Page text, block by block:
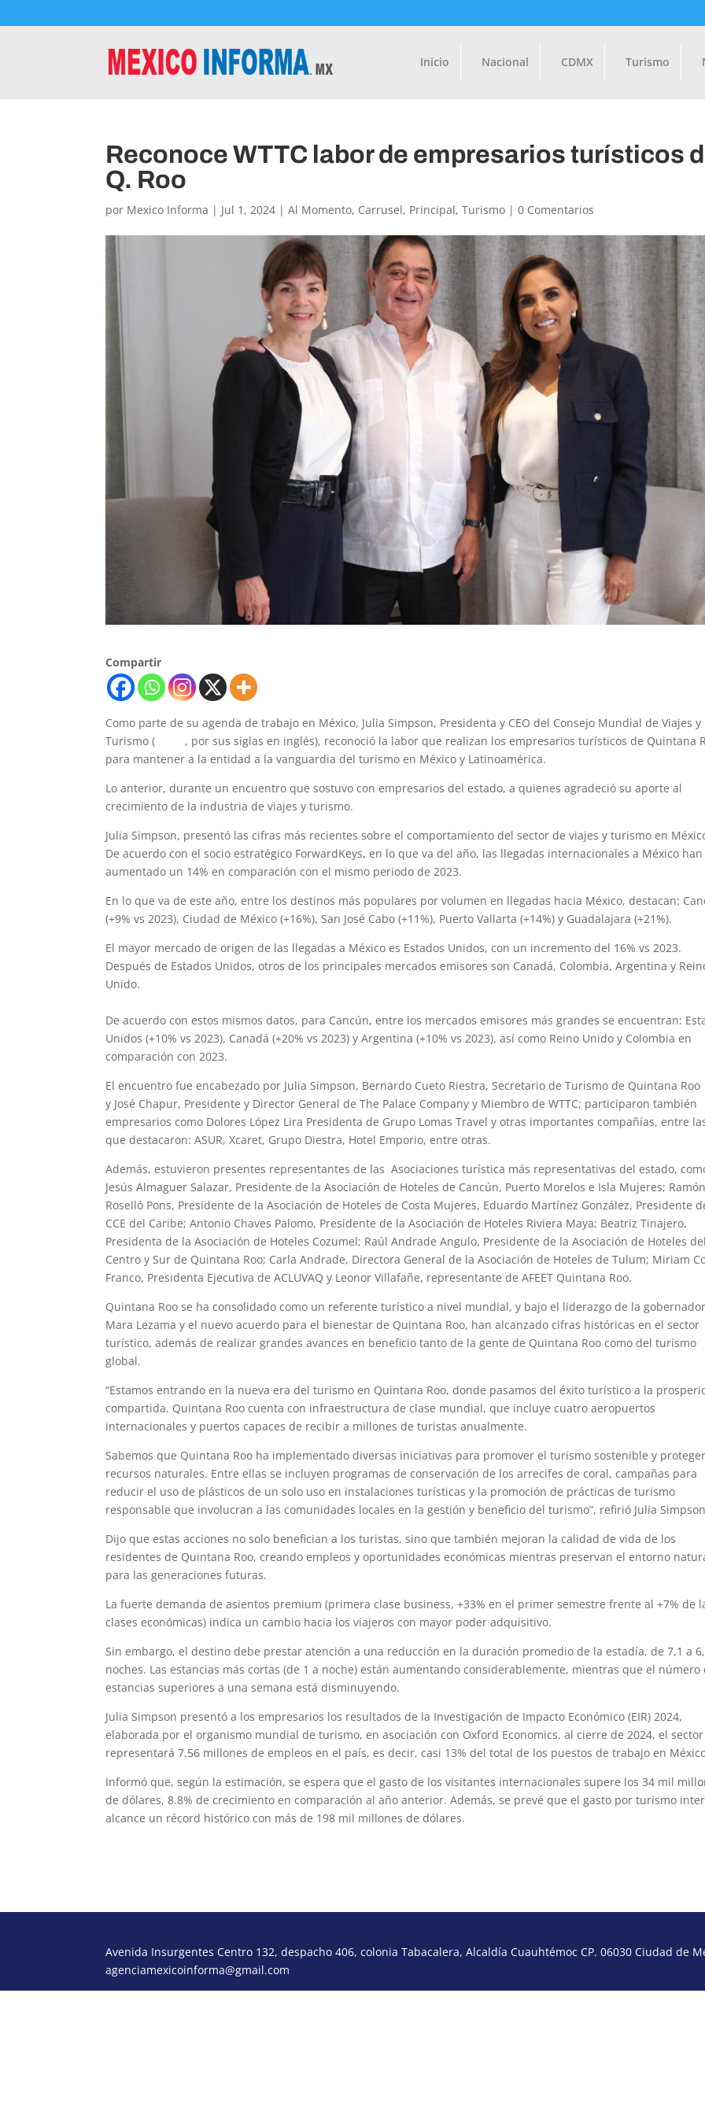
Inicio Nacional CDMX Turismo
Reconoce WTTC labor de empresarios turísticos
Q. Roo
por Mexico Informa | Jul 1, 2024 |Al Momento, Carrusel, Principal,Turismo |0 Comentarios
Compartir
Como parte de su agenda de trabajo en México, Julia Simpson, Presidenta y CEO del Consejo Mundial de Viajes y
Turismo (
, por sus siglas en inglés), reconoció la labor que realizan los empresarios turísticos de Quintana
para mantener a la entidad a la vanguardia del turismo en México y Latinoamérica.
Lo anterior, durante un encuentro que sostuvo con empresarios del estado, a quienes agradeció su aporte al
crecimiento de la industria de viajes y turismo.
Julia Simpson, presentó las cifras más recientes sobre el comportamiento del sector de viajes y turismo en
De acuerdo con el socio estratégico ForwardKeys, en lo que va del año, las llegadas internacionales a México han
aumentado un 14% en comparación con el mismo periodo de 2023.
En lo que va de este año, entre los destinos más populares por volumen en llegadas hacia México, destacan:
(+9% vs 2023), Ciudad de México (+16%), San José Cabo (+11%), Puerto Vallarta (+14%) y Guadalajara (+21%).
El mayor mercado de origen de las llegadas a México es Estados Unidos, con un incremento del 16% vs 2023.
Después de Estados Unidos, otros de los principales mercados emisores son Canadá, Colombia, Argentina y
Unido.
De acuerdo con estos mismos datos, para Cancún, entre los mercados emisores más grandes se encuentran:
Unidos (+10% vs 2023), Canadá (+20% vs 2023) y Argentina (+10% vs 2023), así como Reino Unido y Colombia en
comparación con 2023.
El encuentro fue encabezado por Julia Simpson, Bernardo Cueto Riestra, Secretario de Turismo de Quintana Roo
y José Chapur, Presidente y Director General de The Palace Company y Miembro de WTTC; participaron también
empresarios como Dolores López Lira Presidenta de Grupo Lomas Travel y otras importantes compañías, entre
que destacaron: ASUR, Xcaret, Grupo Diestra, Hotel Emporio, entre otras.
Además, estuvieron presentes representantes de las Asociaciones turística más representativas del estado,
Jesús Almaguer Salazar, Presidente de la Asociación de Hoteles de Cancún, Puerto Morelos e Isla Mujeres; Ramón
Roselló Pons, Presidente de la Asociación de Hoteles de Costa Mujeres, Eduardo Martínez González, Presidente
CCE del Caribe; Antonio Chaves Palomo, Presidente de la Asociación de Hoteles Riviera Maya; Beatriz Tinajero,
Presidenta de la Asociación de Hoteles Cozumel; Raúl Andrade Angulo, Presidente de la Asociación de Hoteles del
Centro y Sur de Quintana Roo; Carla Andrade, Directora General de la Asociación de Hoteles de Tulum; Miriam
Franco, Presidenta Ejecutiva de ACLUVAQ y Leonor Villafañe, representante de AFEET Quintana Roo.
Quintana Roo se ha consolidado como un referente turístico a nivel mundial, y bajo el liderazgo de la
Mara Lezama y el nuevo acuerdo para el bienestar de Quintana Roo, han alcanzado cifras históricas en el sector
turístico, además de realizar grandes avances en beneficio tanto de la gente de Quintana Roo como del turismo
global.
“Estamos entrando en la nueva era del turismo en Quintana Roo, donde pasamos del éxito turístico a la
compartida. Quintana Roo cuenta con infraestructura de clase mundial, que incluye cuatro aeropuertos
internacionales y puertos capaces de recibir a millones de turistas anualmente.
Sabemos que Quintana Roo ha implementado diversas iniciativas para promover el turismo sostenible y
recursos naturales. Entre ellas se incluyen programas de conservación de los arrecifes de coral, campañas para
reducir el uso de plásticos de un solo uso en instalaciones turísticas y la promoción de prácticas de turismo
responsable que involucran a las comunidades locales en la gestión y beneficio del turismo”, refirió Julia
Dijo que estas acciones no solo benefician a los turistas, sino que también mejoran la calidad de vida de los
residentes de Quintana Roo, creando empleos y oportunidades económicas mientras preservan el entorno
para las generaciones futuras.
La fuerte demanda de asientos premium (primera clase business, +33% en el primer semestre frente al +7% de
clases económicas) indica un cambio hacia los viajeros con mayor poder adquisitivo.
Sin embargo, el destino debe prestar atención a una reducción en la duración promedio de la estadía, de 7,1 a
noches. Las estancias más cortas (de 1 a noche) están aumentando considerablemente, mientras que el número
estancias superiores a una semana está disminuyendo.
Julia Simpson presentó a los empresarios los resultados de la Investigación de Impacto Económico (EIR) 2024,
elaborada por el organismo mundial de turismo, en asociación con Oxford Economics, al cierre de 2024, el sector
representará 7.56 millones de empleos en el país, es decir, casi 13% del total de los puestos de trabajo en
Informó que, según la estimación, se espera que el gasto de los visitantes internacionales supere los 34 mil
de dólares, 8.8% de crecimiento en comparación al año anterior. Además, se prevé que el gasto por turismo
alcance un récord histórico con más de 198 mil millones de dólares.
Avenida Insurgentes Centro 132, despacho 406, colonia Tabacalera, Alcaldía Cuauhtémoc CP. 06030 Ciudad de
agenciamexicoinforma@gmail.com